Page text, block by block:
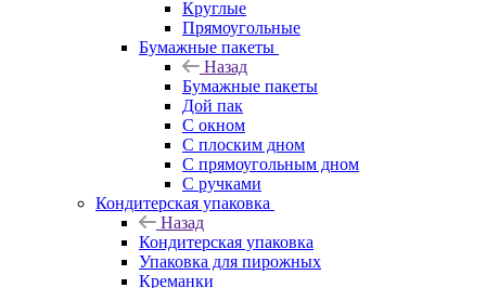
Круглые
Прямоугольные
Бумажные пакеты
Назад
Бумажные пакеты
Дой пак
С окном
С плоским дном
С прямоугольным дном
С ручками
Кондитерская упаковка
Назад
Кондитерская упаковка
Упаковка для пирожных
Креманки